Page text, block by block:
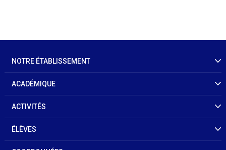
NOTRE ÉTABLISSEMENT
ACADÉMIQUE
ACTIVITÉS
ÉLÈVES